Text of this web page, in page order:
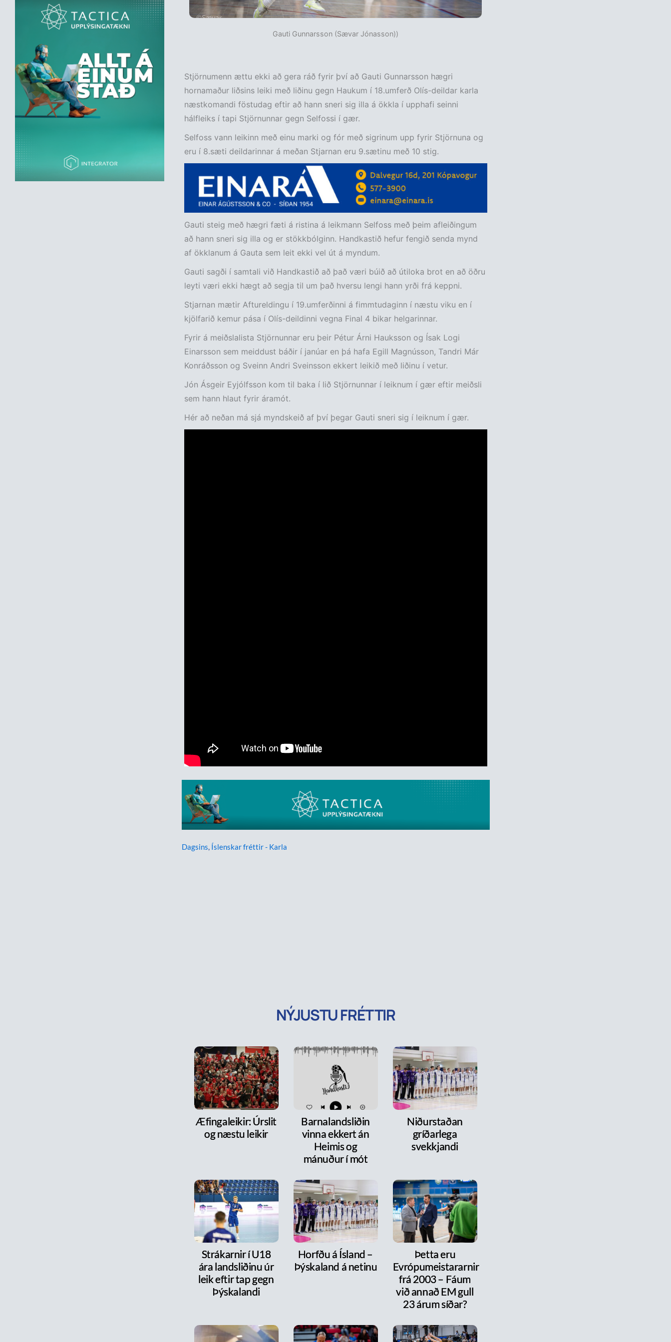
Gauti Gunnarsson (Sævar Jónasson))
Stjörnumenn ættu ekki að gera ráð fyrir því að Gauti Gunnarsson hægri
hornamaður liðsins leiki með liðinu gegn Haukum í 18.umferð Olís-deildar karla
næstkomandi föstudag eftir að hann sneri sig illa á ökkla í upphafi seinni
hálfleiks í tapi Stjörnunnar gegn Selfossi í gær.
Selfoss vann leikinn með einu marki og fór með sigrinum upp fyrir Stjörnuna og
eru í 8.sæti deildarinnar á meðan Stjarnan eru 9.sætinu með 10 stig.
Gauti steig með hægri fæti á ristina á leikmann Selfoss með þeim afleiðingum
að hann sneri sig illa og er stökkbólginn. Handkastið hefur fengið senda mynd
af ökklanum á Gauta sem leit ekki vel út á myndum.
Gauti sagði í samtali við Handkastið að það væri búið að útiloka brot en að öðru
leyti væri ekki hægt að segja til um það hversu lengi hann yrði frá keppni.
Stjarnan mætir Aftureldingu í 19.umferðinni á fimmtudaginn í næstu viku en í
kjölfarið kemur pása í Olís-deildinni vegna Final 4 bikar helgarinnar.
Fyrir á meiðslalista Stjörnunnar eru þeir Pétur Árni Hauksson og Ísak Logi
Einarsson sem meiddust báðir í janúar en þá hafa Egill Magnússon, Tandri Már
Konráðsson og Sveinn Andri Sveinsson ekkert leikið með liðinu í vetur.
Jón Ásgeir Eyjólfsson kom til baka í lið Stjörnunnar í leiknum í gær eftir meiðsli
sem hann hlaut fyrir áramót.
Hér að neðan má sjá myndskeið af því þegar Gauti sneri sig í leiknum í gær.
Dagsins, Íslenskar fréttir - Karla
NÝJUSTU FRÉTTIR
Æfingaleikir: Úrslit
og næstu leikir
Barnalandsliðin
vinna ekkert án
Heimis og
mánuður í mót
Niðurstaðan
gríðarlega
svekkjandi
Strákarnir í U18
ára landsliðinu úr
leik eftir tap gegn
Þýskalandi
Horfðu á Ísland –
Þýskaland á netinu
Þetta eru
Evrópumeistararnir
frá 2003 – Fáum
við annað EM gull
23 árum síðar?